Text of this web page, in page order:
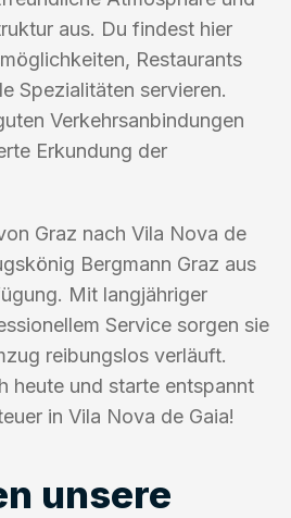
aus. Du findest hier
Restaurants
Spezialitäten servieren.
Verkehrsanbindungen
Erkundung der
Graz nach Vila Nova de
Bergmann Graz aus
Mit langjähriger
Service sorgen sie
reibungslos verläuft.
heute und starte entspannt
in Vila Nova de Gaia!
unsere